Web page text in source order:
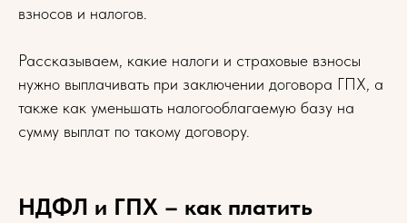
взносов и налогов.
Рассказываем, какие налоги и страховые взносы
нужно выплачивать при заключении договора ГПХ, а
также как уменьшать налогооблагаемую базу на
сумму выплат по такому договору.
НДФЛ и ГПХ – как платить